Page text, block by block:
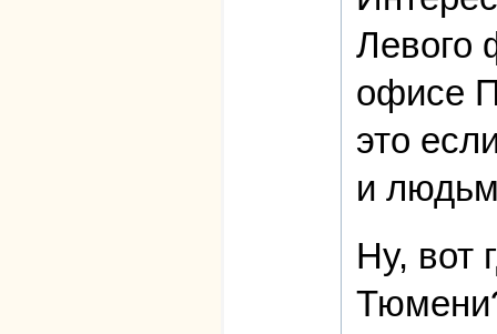
Левого
офисе
это
и
Ну, вот